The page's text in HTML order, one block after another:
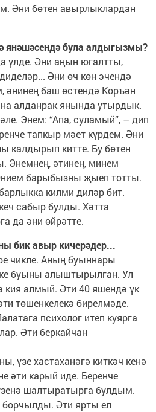
Әни бөтен авырлыклардан
янәшәсендә була алдыгызмы?
үлде. Әни аңын югалтты,
Әни өч көн эчендә
әнинең баш өстендә Коръән
алданрак янында утырдык.
Энем: “Апа, суламый”, – дип
тапкыр мәет күрдем. Әни
калдырып китте. Бу бөтен
Энемнең, әтинең, минем
барыбызны җыеп тотты.
килми диләр бит.
сабыр булды. Хәтта
да әни өйрәтте.
бик авыр кичерәдер...
чикле. Аның буыннары
буыны алыштырылган. Ул
кия алмый. Әти 40 яшендә үк
төшенкелекә бирелмәде.
психолог итеп куярга
Әти беркайчан
үзе хастаханәгә киткәч кенә
әти карый иде. Беренче
шалтыратырга булдым.
борчылды. Әти ярты ел